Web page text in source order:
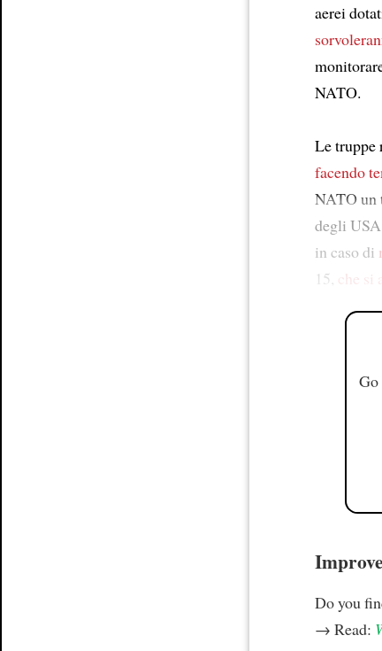
aerei
NATO.
Le truppe
facendo
NATO un
degli
in caso di
15,
che
Do you
→ Read: